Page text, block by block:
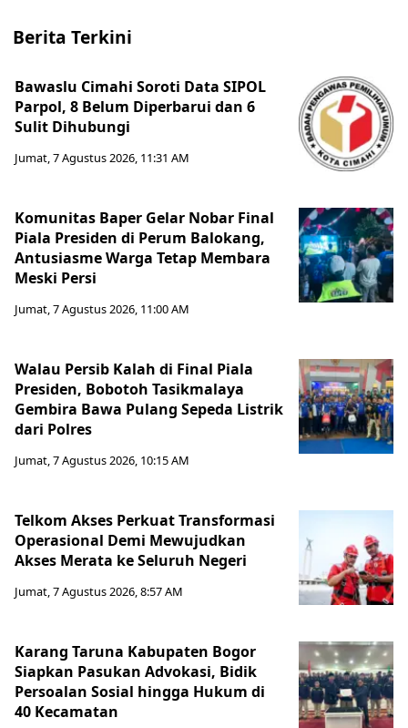
Berita Terkini
Bawaslu Cimahi Soroti Data SIPOL
Parpol, 8 Belum Diperbarui dan 6
Sulit Dihubungi
Jumat, 7 Agustus 2026, 11:31 AM
Komunitas Baper Gelar Nobar Final
Piala Presiden di Perum Balokang,
Antusiasme Warga Tetap Membara
Meski Persi
Jumat, 7 Agustus 2026, 11:00 AM
Walau Persib Kalah di Final Piala
Presiden, Bobotoh Tasikmalaya
Gembira Bawa Pulang Sepeda Listrik
dari Polres
Jumat, 7 Agustus 2026, 10:15 AM
Telkom Akses Perkuat Transformasi
Operasional Demi Mewujudkan
Akses Merata ke Seluruh Negeri
Jumat, 7 Agustus 2026, 8:57 AM
Karang Taruna Kabupaten Bogor
Siapkan Pasukan Advokasi, Bidik
Persoalan Sosial hingga Hukum di
40 Kecamatan